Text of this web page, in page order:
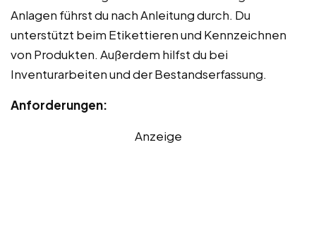
Anlagen führst du nach Anleitung durch. Du
unterstützt beim Etikettieren und Kennzeichnen
von Produkten. Außerdem hilfst du bei
Inventurarbeiten und der Bestandserfassung.
Anforderungen:
Anzeige